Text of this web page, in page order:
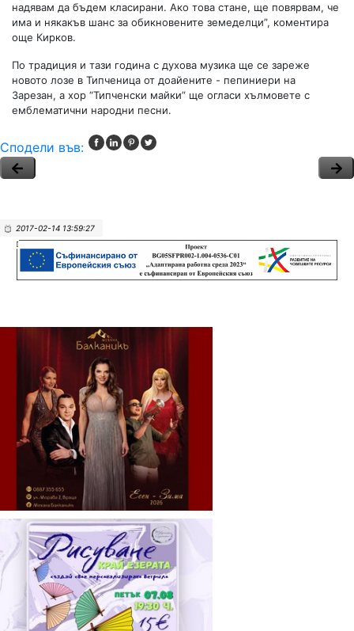
надявам да бъдем класирани. Ако това стане, ще повярвам, че
има и някакъв шанс за обикновените земеделци”, коментира
още Кирков.
По традиция и тази година с духова музика ще се зареже
новото лозе в Типченица от доайените - пепиниери на
Зарезан, а хор “Типченски майки” ще огласи хълмовете с
емблематични народни песни.
Сподели във:
2017-02-14 13:59:27